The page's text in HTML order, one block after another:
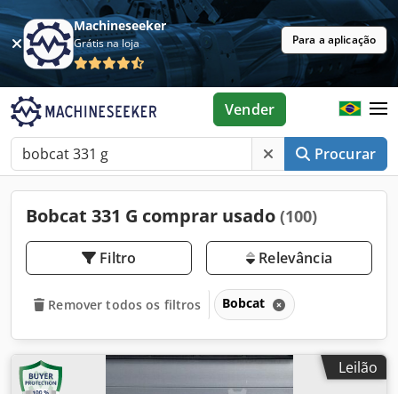
Machineseeker
Grátis na loja Para a aplicação
Procurar
Vender
Bobcat 331 G comprar usado (100)
Filtro Relevância
Remover todos os filtros Bobcat
Leilão